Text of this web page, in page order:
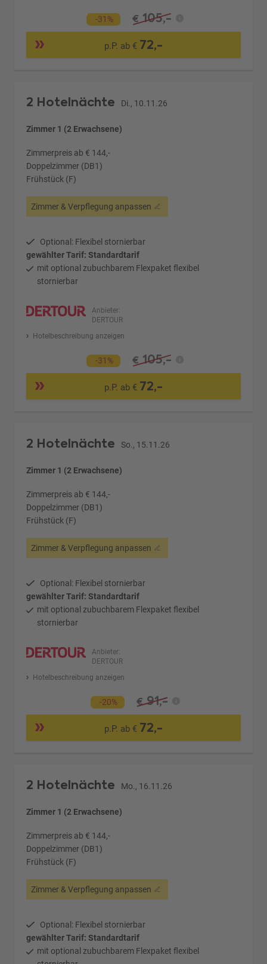
-31% € 105,-
p.P. ab € 72,-
2 Hotelnächte Di., 10.11.26
Zimmer 1 (2 Erwachsene)
Zimmerpreis ab € 144,-
Doppelzimmer (DB1)
Frühstück (F)
Zimmer & Verpflegung anpassen
Optional: Flexibel stornierbar
gewählter Tarif: Standardtarif
mit optional zubuchbarem Flexpaket flexibel
stornierbar
Anbieter:
DERTOUR
Hotelbeschreibung anzeigen
-31% € 105,-
p.P. ab € 72,-
2 Hotelnächte So., 15.11.26
Zimmer 1 (2 Erwachsene)
Zimmerpreis ab € 144,-
Doppelzimmer (DB1)
Frühstück (F)
Zimmer & Verpflegung anpassen
Optional: Flexibel stornierbar
gewählter Tarif: Standardtarif
mit optional zubuchbarem Flexpaket flexibel
stornierbar
Anbieter:
DERTOUR
Hotelbeschreibung anzeigen
-20% € 91,-
p.P. ab € 72,-
2 Hotelnächte Mo., 16.11.26
Zimmer 1 (2 Erwachsene)
Zimmerpreis ab € 144,-
Doppelzimmer (DB1)
Frühstück (F)
Zimmer & Verpflegung anpassen
Optional: Flexibel stornierbar
gewählter Tarif: Standardtarif
mit optional zubuchbarem Flexpaket flexibel